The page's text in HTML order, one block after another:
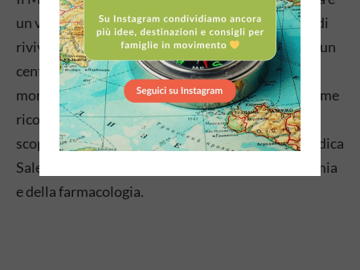
un vero e proprio tuffo nel passato che permette di
rivivere l’atmosfera di un’epoca in cui Salerno era un
centro di eccellenza medica conosciuto in tutto il
mondo. Attraverso tecnologie all’avanguardia, come
ricostruzioni 3D, animazioni e filmati, si possono
scoprire i contributi pionieristici della Scuola Medica
Salernitana nel campo della medicina, dell’anatomia
e della farmacologia.